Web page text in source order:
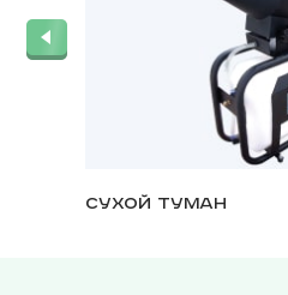
Сухой туман